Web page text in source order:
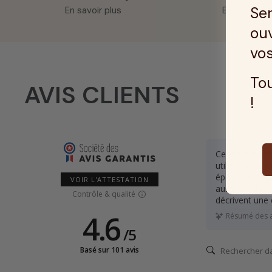
En savoir plus En savoir
AVIS CLIENTS
VOIR L'ATTESTATION
Contrôle & qualité
4.6/5
Basé sur 101 avis
Ce matelas
utilisateurs et
épaisseur et
aussi la
décrivent
Résumé des
!